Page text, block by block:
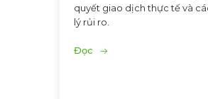
quyết giao dịch thực tế và
lý rủi ro.
Đọc